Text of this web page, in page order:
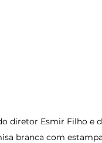
diretor Esmir Filho e
branca com